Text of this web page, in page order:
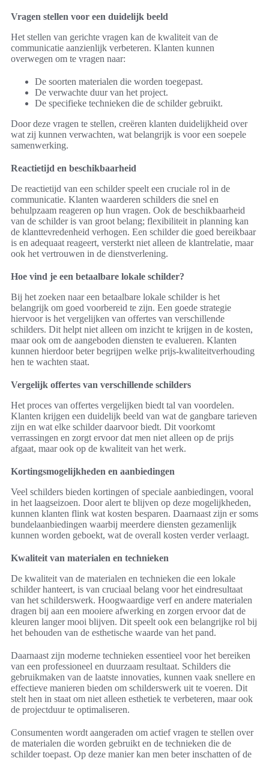
Vragen stellen voor een duidelijk beeld
Het stellen van gerichte vragen kan de kwaliteit van de
communicatie aanzienlijk verbeteren. Klanten kunnen
overwegen om te vragen naar:
De soorten materialen die worden toegepast.
De verwachte duur van het project.
De specifieke technieken die de schilder gebruikt.
Door deze vragen te stellen, creëren klanten duidelijkheid over
wat zij kunnen verwachten, wat belangrijk is voor een soepele
samenwerking.
Reactietijd en beschikbaarheid
De reactietijd van een schilder speelt een cruciale rol in de
communicatie. Klanten waarderen schilders die snel en
behulpzaam reageren op hun vragen. Ook de beschikbaarheid
van de schilder is van groot belang; flexibiliteit in planning kan
de klanttevredenheid verhogen. Een schilder die goed bereikbaar
is en adequaat reageert, versterkt niet alleen de klantrelatie, maar
ook het vertrouwen in de dienstverlening.
Hoe vind je een betaalbare lokale schilder?
Bij het zoeken naar een betaalbare lokale schilder is het
belangrijk om goed voorbereid te zijn. Een goede strategie
hiervoor is het vergelijken van offertes van verschillende
schilders. Dit helpt niet alleen om inzicht te krijgen in de kosten,
maar ook om de aangeboden diensten te evalueren. Klanten
kunnen hierdoor beter begrijpen welke prijs-kwaliteitverhouding
hen te wachten staat.
Vergelijk offertes van verschillende schilders
Het proces van offertes vergelijken biedt tal van voordelen.
Klanten krijgen een duidelijk beeld van wat de gangbare tarieven
zijn en wat elke schilder daarvoor biedt. Dit voorkomt
verrassingen en zorgt ervoor dat men niet alleen op de prijs
afgaat, maar ook op de kwaliteit van het werk.
Kortingsmogelijkheden en aanbiedingen
Veel schilders bieden kortingen of speciale aanbiedingen, vooral
in het laagseizoen. Door alert te blijven op deze mogelijkheden,
kunnen klanten flink wat kosten besparen. Daarnaast zijn er soms
bundelaanbiedingen waarbij meerdere diensten gezamenlijk
kunnen worden geboekt, wat de overall kosten verder verlaagt.
Kwaliteit van materialen en technieken
De kwaliteit van de materialen en technieken die een lokale
schilder hanteert, is van cruciaal belang voor het eindresultaat
van het schilderswerk. Hoogwaardige verf en andere materialen
dragen bij aan een mooiere afwerking en zorgen ervoor dat de
kleuren langer mooi blijven. Dit speelt ook een belangrijke rol bij
het behouden van de esthetische waarde van het pand.
Daarnaast zijn moderne technieken essentieel voor het bereiken
van een professioneel en duurzaam resultaat. Schilders die
gebruikmaken van de laatste innovaties, kunnen vaak snellere en
effectieve manieren bieden om schilderswerk uit te voeren. Dit
stelt hen in staat om niet alleen esthetiek te verbeteren, maar ook
de projectduur te optimaliseren.
Consumenten wordt aangeraden om actief vragen te stellen over
de materialen die worden gebruikt en de technieken die de
schilder toepast. Op deze manier kan men beter inschatten of de